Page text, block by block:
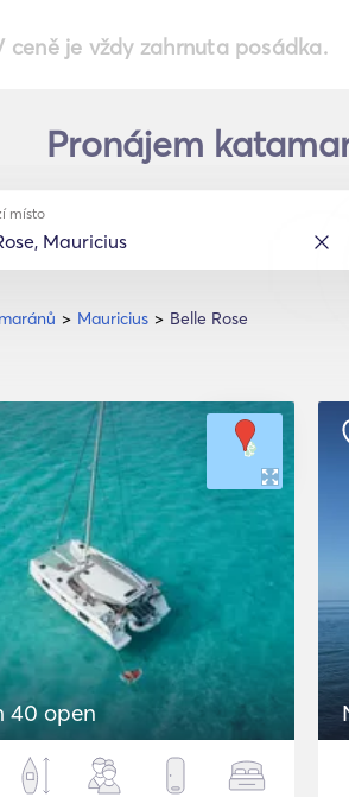
ceně je vždy zahrnuta posádka.
Pronájem
Mauricius Belle Rose
místo
40 open